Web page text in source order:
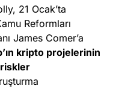
21 Ocak’ta
Reformları
James Comer’a
kripto projelerinin
riskler